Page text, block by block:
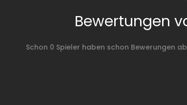
Bewertungen
Schon 0 Spieler haben schon Bewerungen